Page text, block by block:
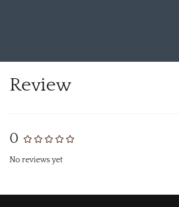
Review
0
No reviews yet